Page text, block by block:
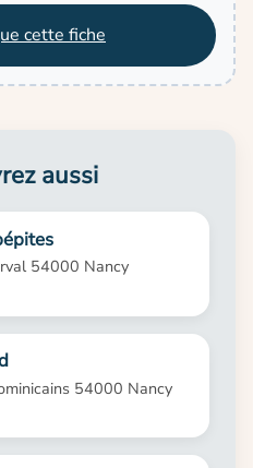
cette fiche
aussi
54000 Nancy
54000 Nancy